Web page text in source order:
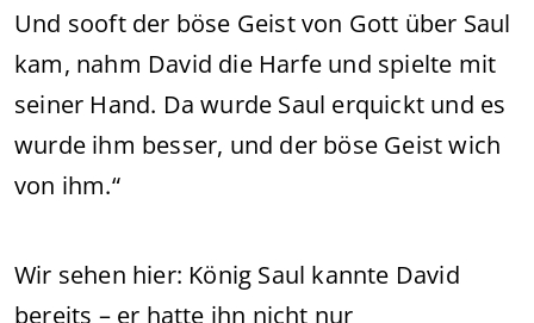
Und sooft der böse Geist von Gott über Saul
kam, nahm David die Harfe und spielte mit
seiner Hand. Da wurde Saul erquickt und es
wurde ihm besser, und der böse Geist wich
von ihm.“
Wir sehen hier: König Saul kannte David
bereits – er hatte ihn nicht nur